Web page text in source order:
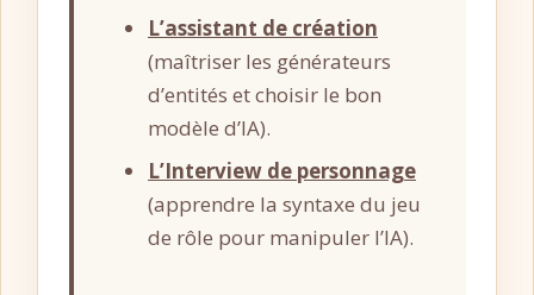
L’assistant de création
(maîtriser les générateurs
d’entités et choisir le bon
modèle d’IA).
L’Interview de personnage
(apprendre la syntaxe du jeu
de rôle pour manipuler l’IA).